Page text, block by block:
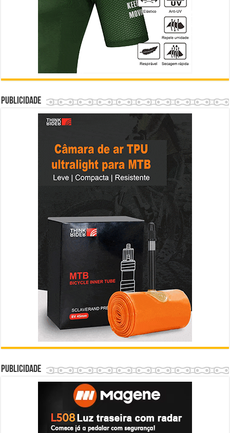
Publicidade
Publicidade